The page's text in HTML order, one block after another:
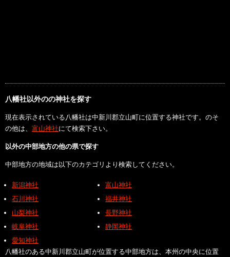
八幡社以外のの神社を探す
現在表示されている八幡社は中新川郡立山町に位置する神社です。のそ
の他は、 富山神社にて検索下さい。
以外の中部地方の他の県で探す
中部地方の地域は以下のカテゴリより検索してください。
新潟神社
富山神社
石川神社
福井神社
山梨神社
長野神社
岐阜神社
静岡神社
愛知神社
八幡社のある中新川郡立山町が位置する中部地方は、本州の中央に位置